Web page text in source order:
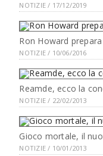
NOTIZIE / 17/12/2019
Ron Howard
NOTIZIE / 10/06/2016
Reamde, ecco la
NOTIZIE / 22/02/2013
Gioco mortale, il
NOTIZIE / 10/01/2013